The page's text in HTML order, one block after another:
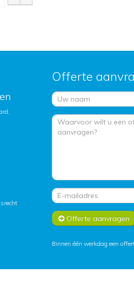
Offerte
Offerte aanvragen
Binnen één werkdag een